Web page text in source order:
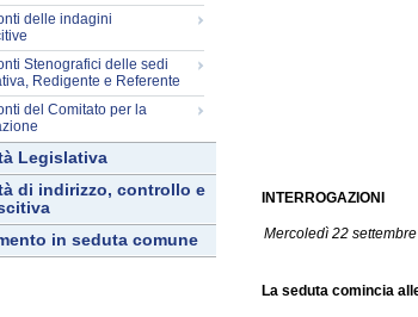
delle indagini
Stenografici delle sedi
Redigente e Referente
del Comitato per la
Legislativa
di indirizzo, controllo e
in seduta comune
INTERROGAZIONI
Mercoledì 22
La seduta comincia